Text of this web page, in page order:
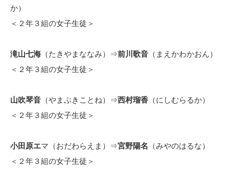
か）
＜２年３組の女子生徒＞
滝山七海 （たきやまななみ）⇒前川歌音 （まえかわかおん）
＜２年３組の女子生徒＞
山吹琴音 （やまぶきことね）⇒西村瑠香 （にしむらるか）
＜２年３組の女子生徒＞
小田原エマ（おだわらえま）⇒宮野陽名 （みやのはるな）
＜２年３組の女子生徒＞